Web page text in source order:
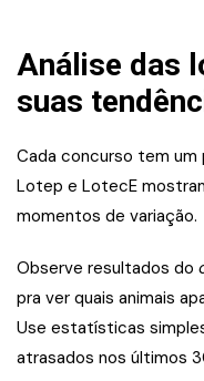
Análise das
suas
Cada concurso tem um
Lotep e LotecE
momentos de variação.
Observe resultados do
pra ver quais animais
Use estatísticas
atrasados nos últimos